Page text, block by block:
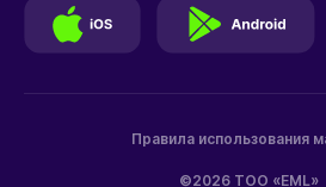
©2026 ТОО «EML»
Правила использования